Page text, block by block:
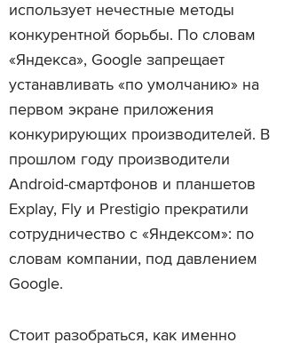
использует нечестные методы
конкурентной борьбы. По словам
«Яндекса», Google запрещает
устанавливать «по умолчанию» на
первом экране приложения
конкурирующих производителей. В
прошлом году производители
Android-смартфонов и планшетов
Explay, Fly и Prestigio прекратили
сотрудничество с «Яндексом»: по
словам компании, под давлением
Google.
Стоит разобраться, как именно